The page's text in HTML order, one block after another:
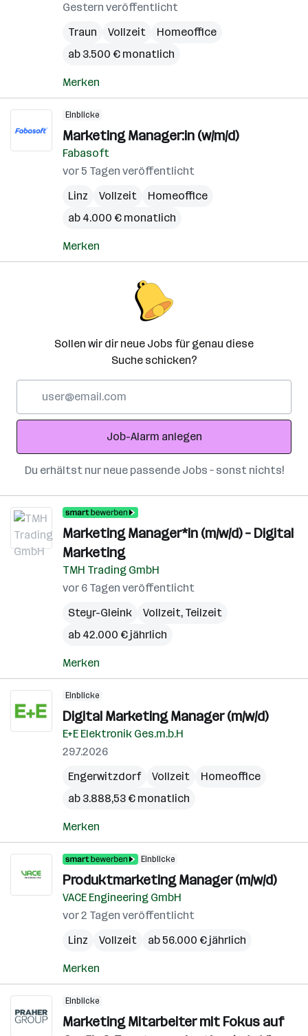
Gestern veröffentlicht
Traun
Vollzeit
Homeoffice
ab 3.500 € monatlich
Merken
Einblicke
Marketing Manager:in (w/m/d)
Fabasoft
vor 5 Tagen veröffentlicht
Linz
Vollzeit
Homeoffice
ab 4.000 € monatlich
Merken
Sollen wir dir neue Jobs für genau diese
Suche schicken?
Adresse
Job-Alarm anlegen
Du erhältst nur neue passende Jobs – sonst nichts!
Marketing Manager*in (m/w/d) – Digital
Marketing
TMH Trading GmbH
vor 6 Tagen veröffentlicht
Steyr-Gleink
Vollzeit, Teilzeit
ab 42.000 € jährlich
Merken
Einblicke
Digital Marketing Manager (m/w/d)
E+E Elektronik Ges.m.b.H
29.7.2026
Engerwitzdorf
Vollzeit
Homeoffice
ab 3.888,53 € monatlich
Merken
Einblicke
Produktmarketing Manager (m/w/d)
VACE Engineering GmbH
vor 2 Tagen veröffentlicht
Linz
Vollzeit ab 56.000 € jährlich
Merken
Einblicke
Marketing Mitarbeiter mit Fokus auf